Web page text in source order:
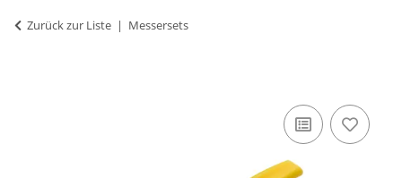
Zurück zur Liste Messersets